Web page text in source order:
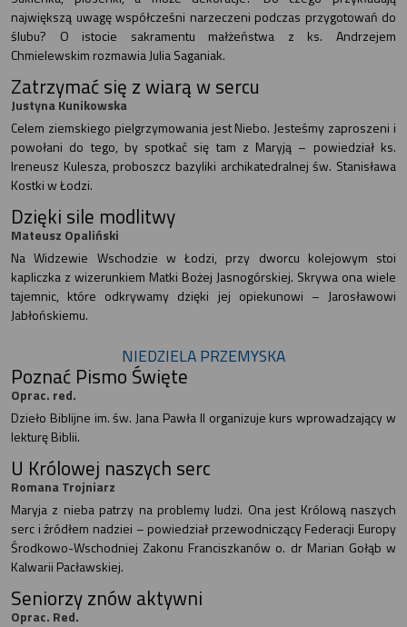
największą uwagę współcześni narzeczeni podczas przygotowań do
ślubu? O istocie sakramentu małżeństwa z ks. Andrzejem
Chmielewskim rozmawia Julia Saganiak.
Zatrzymać się z wiarą w sercu
Justyna Kunikowska
Celem ziemskiego pielgrzymowania jest Niebo. Jesteśmy zaproszeni i
powołani do tego, by spotkać się tam z Maryją – powiedział ks.
Ireneusz Kulesza, proboszcz bazyliki archikatedralnej św. Stanisława
Kostki w Łodzi.
Dzięki sile modlitwy
Mateusz Opaliński
Na Widzewie Wschodzie w Łodzi, przy dworcu kolejowym stoi
kapliczka z wizerunkiem Matki Bożej Jasnogórskiej. Skrywa ona wiele
tajemnic, które odkrywamy dzięki jej opiekunowi – Jarosławowi
Jabłońskiemu.
NIEDZIELA PRZEMYSKA
Poznać Pismo Święte
Oprac. red.
Dzieło Biblijne im. św. Jana Pawła II organizuje kurs wprowadzający w
lekturę Biblii.
U Królowej naszych serc
Romana Trojniarz
Maryja z nieba patrzy na problemy ludzi. Ona jest Królową naszych
serc i źródłem nadziei – powiedział przewodniczący Federacji Europy
Środkowo-Wschodniej Zakonu Franciszkanów o. dr Marian Gołąb w
Kalwarii Pacławskiej.
Seniorzy znów aktywni
Oprac. Red.